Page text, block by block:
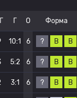
Г О Форма
10:1 6 ? В В
5:2 6 ? В В
3:1 6 ? В В